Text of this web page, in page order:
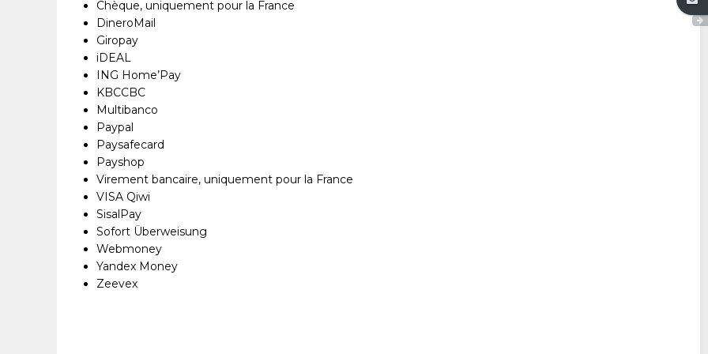
Chèque, uniquement pour la France
DineroMail
Giropay
iDEAL
ING Home’Pay
KBCCBC
Multibanco
Paypal
Paysafecard
Payshop
Virement bancaire, uniquement pour la France
VISA Qiwi
SisalPay
Sofort Überweisung
Webmoney
Yandex Money
Zeevex